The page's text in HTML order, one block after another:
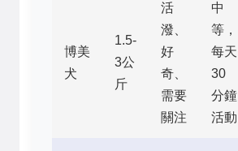
博美
犬
1.5-
3公
斤
活
潑、
好
奇、
需要
關注
中
等，
每天
30
分鐘
活動